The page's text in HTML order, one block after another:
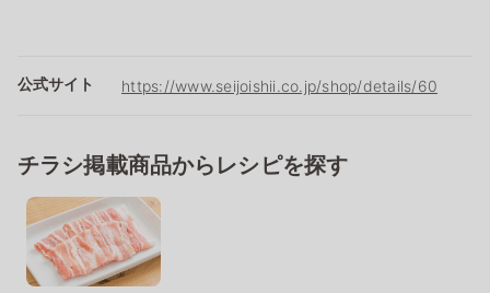
公式サイト https://www.seijoishii.co.jp/shop/details/60
チラシ掲載商品からレシピを探す